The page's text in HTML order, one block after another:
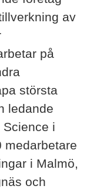
av
på
största
ledande
i
medarbetare
i Malmö,
och